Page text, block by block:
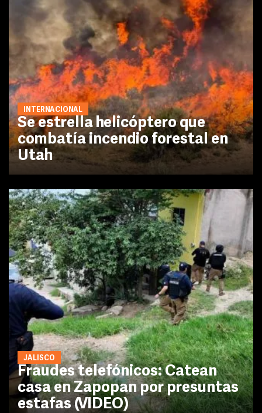
INTERNACIONAL
Se estrella helicóptero que
combatía incendio forestal en
Utah
JALISCO
Fraudes telefónicos: Catean
casa en Zapopan por presuntas
estafas (VIDEO)